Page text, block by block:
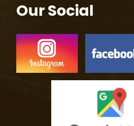
Our Social